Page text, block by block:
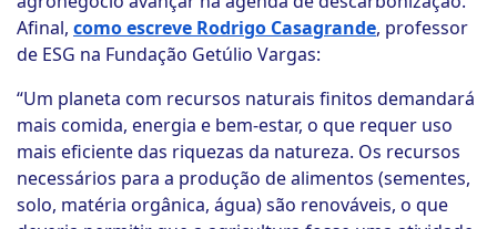
Afinal, como escreve Rodrigo Casagrande, professor
de ESG na Fundação Getúlio Vargas:
“Um planeta com recursos naturais finitos demandará
mais comida, energia e bem-estar, o que requer uso
mais eficiente das riquezas da natureza. Os recursos
necessários para a produção de alimentos (sementes,
solo, matéria orgânica, água) são renováveis, o que